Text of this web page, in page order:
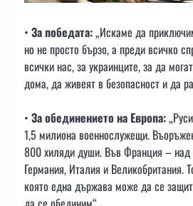
• За победата:„Искаме да
но не просто бързо, а преди всичко
всички нас, за украинците, за да
дома, да живеят в безопасност и да
• За обединението на Европа:
1,5 милиона военнослужещи.
800 хиляди души. Във Франция –
Германия, Италия и Великобритания.
която една държава може да се